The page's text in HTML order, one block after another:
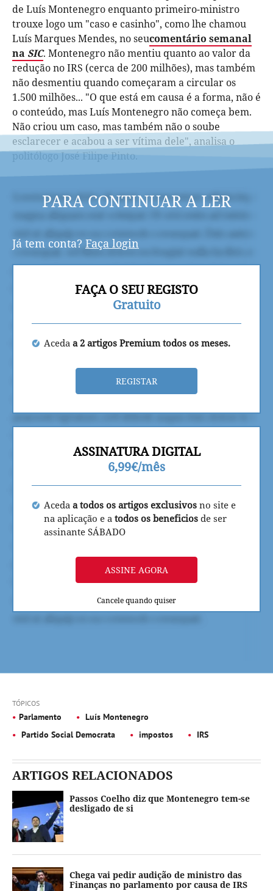
de Luís Montenegro enquanto primeiro-ministro
trouxe logo um "caso e casinho", como lhe chamou
Luís Marques Mendes, no seucomentário semanal
na SIC. Montenegro não mentiu quanto ao valor da
redução no IRS (cerca de 200 milhões), mas também
não desmentiu quando começaram a circular os
1.500 milhões... "O que está em causa é a forma, não é
o conteúdo, mas Luís Montenegro não começa bem.
Não criou um caso, mas também não o soube
esclarecer e acabou a ser vítima dele", analisa o
politólogo José Filipe Pinto.
PARA CONTINUAR A LER
Já tem conta? Faça login
FAÇA O SEU REGISTO
Gratuito
Aceda a 2 artigos Premium todos os meses.
REGISTAR
ASSINATURA DIGITAL
6,99€/mês
Aceda a todos os artigos exclusivos no site e
na aplicação e a todos os beneficios de ser
assinante SÁBADO
ASSINE AGORA
Cancele quando quiser
TÓPICOS
Parlamento
Luís Montenegro
Partido Social Democrata
impostos IRS
ARTIGOS RELACIONADOS
Passos Coelho diz que Montenegro tem-se
desligado de si
Chega vai pedir audição de ministro das
Finanças no parlamento por causa de IRS